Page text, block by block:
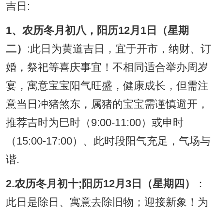
吉日:
1、农历冬月初八，阳历12月1日（星期
二） :此日为黄道吉日，宜于开市，纳财、订
婚，祭祀等喜庆事宜！不相同适合举办周岁
宴，寓意宝宝阳气旺盛，健康成长，但需注
意当日冲猪煞东，属猪的宝宝需谨慎避开，
推荐吉时为巳时（9:00-11:00）或申时
（15:00-17:00）、此时段阳气充足，气场与
谐.
2.农历冬月初十;阳历12月3日（星期四）
：
此日是除日、寓意去除旧物；迎接新象！为